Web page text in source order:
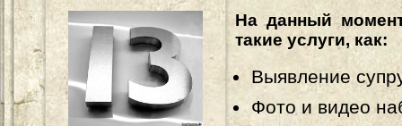
На данный
такие услуги, как:
Выявление
Фото и видео